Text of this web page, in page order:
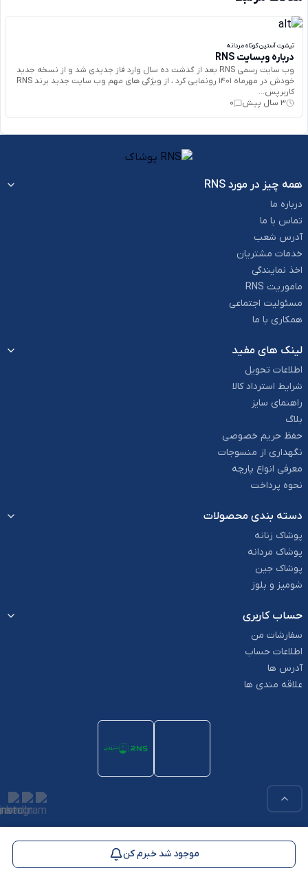
تیشرت آستین کوتاه مردانه
درباره وبسایت RNS
وب سایت رسمی RNS بعد از گذشت ده سال وارد فاز جدیدی شد و از نسخه جدید
خودش در مهرماه 1401 رونمایی کرد ، از ویژگی های مهم وب سایت جدید برند RNS
کاربرپس...
3 سال پیش
0
موجود شد خبرم کن
همه چیز در مورد RNS
درباره ما
تماس با ما
آدرس شعب
خدمات مشتریان
اخذ نمایندگی
ماموریت RNS
مسئولیت اجتماعی
همکاری با ما
لینک های مفید
اطلاعات تحویل
شرایط استرداد کالا
راهنمای سایز
بلاگ
حفظ حریم خصوصی
نگهداری از منسوجات
معرفی انواع پارچه
نحوه پرداخت
دسته بندی محصولات
پوشاک زنانه
پوشاک مردانه
پوشاک جین
شومیز و بلوز
حساب کاربری
سفارشات من
اطلاعات حساب
آدرس ها
علاقه مندی ها
بلامانع است. کلیه حقوق این سایت متعلق به پوشاک RNS می باشد.
Binacity
Powered by